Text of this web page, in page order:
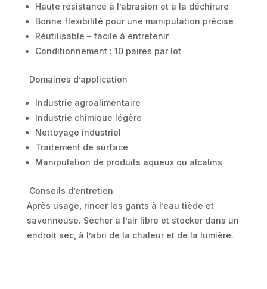
Haute résistance à l’abrasion et à la déchirure
Bonne flexibilité pour une manipulation précise
Réutilisable – facile à entretenir
Conditionnement : 10 paires par lot
Domaines d’application
Industrie agroalimentaire
Industrie chimique légère
Nettoyage industriel
Traitement de surface
Manipulation de produits aqueux ou alcalins
Conseils d’entretien
Après usage, rincer les gants à l’eau tiède et
savonneuse. Sécher à l’air libre et stocker dans un
endroit sec, à l’abri de la chaleur et de la lumière.